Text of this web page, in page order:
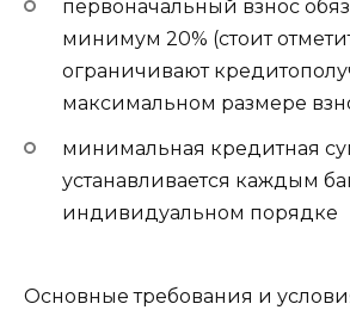
первоначальный взнос
минимум 20% (стоит
ограничивают
максимальном размере
минимальная кредитная
устанавливается каждым
индивидуальном порядке
Основные требования и